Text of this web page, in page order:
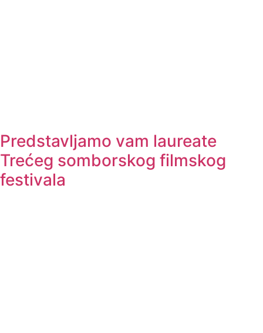
Predstavljamo vam laureate
Trećeg somborskog filmskog
festivala